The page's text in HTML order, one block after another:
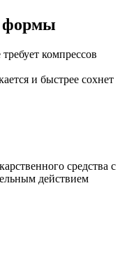
формы
компрессов
и быстрее сохнет
средства с
действием